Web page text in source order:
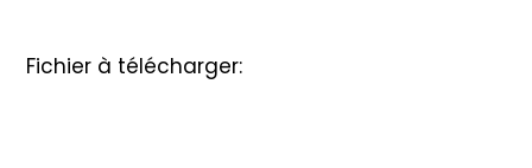
Fichier à télécharger: